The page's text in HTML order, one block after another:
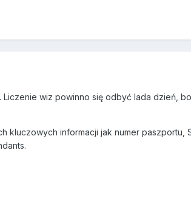
wiz powinno się odbyć lada dzień,
informacji jak numer paszportu,